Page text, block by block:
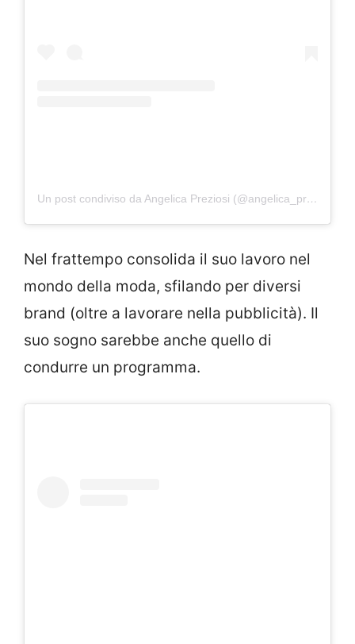
Un post condiviso da Angelica Preziosi (@angelica_preziosi_)
Nel frattempo consolida il suo lavoro nel
mondo della moda, sfilando per diversi
brand (oltre a lavorare nella pubblicità). Il
suo sogno sarebbe anche quello di
condurre un programma.